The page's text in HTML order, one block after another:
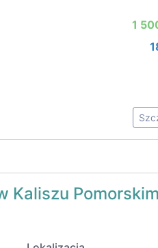
1
Kaliszu Pomorskim